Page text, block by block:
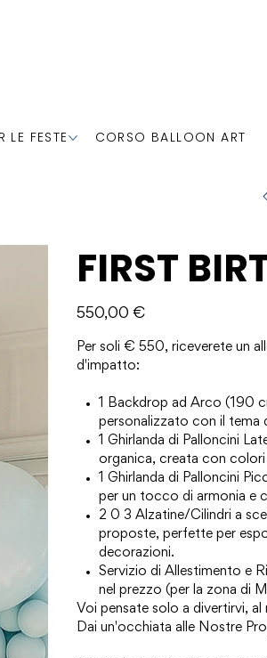
LE FESTE CORSO BALLOON ART
FIRST
Prezzo
550,00 €
Per soli € 550, riceverete un
d'impatto:
1 Backdrop ad Arco (190
personalizzato con il tema
1 Ghirlanda di Palloncini
organica, creata con
1 Ghirlanda di Palloncini
per un tocco di armonia e
2 0 3 Alzatine/Cilindri a
proposte, perfette per
decorazioni.
Servizio di Allestimento e
nel prezzo (per la zona di
Voi pensate solo a divertirvi, al
Dai un'occhiata alle Nostre